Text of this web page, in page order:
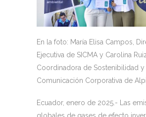
En la foto: María Elisa Campos,
Ejecutiva de SICMA y Carolina
Coordinadora de Sostenibilidad y
Comunicación Corporativa de
Ecuador, enero de 2025.- Las
globales de gases de efecto